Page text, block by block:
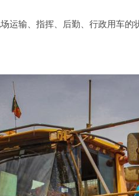
运输、指挥、后勤、行政用车